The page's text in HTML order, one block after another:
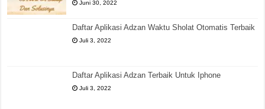
Juni 30, 2022
Daftar Aplikasi Adzan Waktu Sholat Otomatis Terbaik
Juli 3, 2022
Daftar Aplikasi Adzan Terbaik Untuk Iphone
Juli 3, 2022